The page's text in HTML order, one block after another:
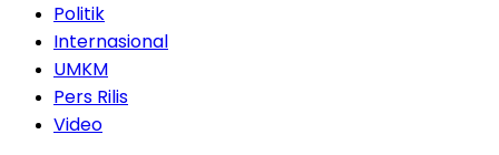
Politik
Internasional
UMKM
Pers Rilis
Video